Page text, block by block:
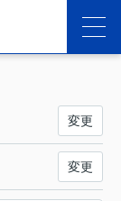
変更
変更